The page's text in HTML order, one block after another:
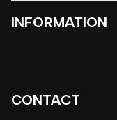
INFORMATION
CONTACT